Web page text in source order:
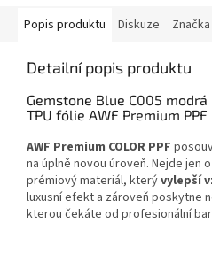
Popis produktu Diskuze Značka
Detailní popis produktu
Gemstone Blue C005
TPU fólie AWF Premium PPF
AWF Premium COLOR PPF
na úplně novou úroveň. Nejde jen
prémiový materiál, kterývylepší
luxusní efekt a zároveň poskytne
kterou čekáte od profesionální